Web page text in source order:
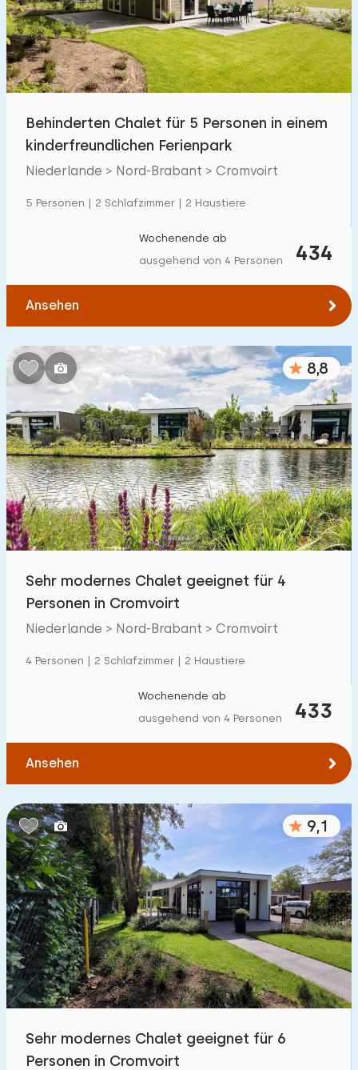
Schwimmbad 33
Eingezäunter Garten 1
Haustierfrei 18
Ladestation Auto
€ 0 — € 1000+
Schlafzimmern:
3 4
Badezimmer:
1 2 3 4 5
Entfernungen
Von Cromvoirt(max. km):
Zum Meer(max. km):
10 20
1 2
Zum Wasser(max. km):
1 2 5 10
Zu öffentlichen Verkehrsmitteln (max. km)
0,2 0,5 1 2 5
Unterkunft
Im Ferienpark
Behinderten Chalet für 5 Personen in einem
kinderfreundlichen Ferienpark
Niederlande > Nord-Brabant > Cromvoirt
5 Personen | 2 Schlafzimmer | 2 Haustiere
434
Wochenende ab
ausgehend von 4 Personen
Ansehen
8,8
Sehr modernes Chalet geeignet für 4
Personen in Cromvoirt
Niederlande > Nord-Brabant > Cromvoirt
4 Personen | 2 Schlafzimmer | 2 Haustiere
433
Wochenende ab
ausgehend von 4 Personen
Ansehen
9,1
Sehr modernes Chalet geeignet für 6
Personen in Cromvoirt